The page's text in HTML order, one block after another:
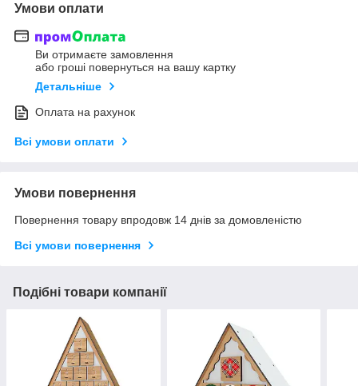
Умови оплати
Ви отримаєте замовлення
або гроші повернуться на вашу картку
Детальніше
Оплата на рахунок
Всі умови оплати
Умови повернення
Повернення товару впродовж 14 днів за домовленістю
Всі умови повернення
Подібні товари компанії